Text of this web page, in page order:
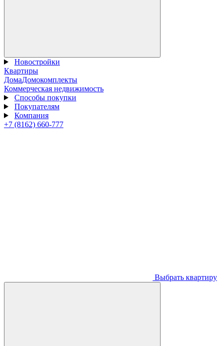
Новостройки
Квартиры
ДомаДомокомплекты
Коммерческая недвижимость
Способы покупки
Покупателям
Компания
+7 (8162) 660-777
Выбрать квартиру